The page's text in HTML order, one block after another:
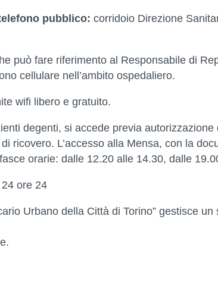
pubblico: corridoio Direzione
può fare riferimento al Responsabile di
cellulare nell’ambito ospedaliero.
wifi libero e gratuito.
degenti, si accede previa autorizzazione
ricovero. L’accesso alla Mensa, con la
orarie: dalle 12.20 alle 14.30, dalle
ore 24
Urbano della Città di Torino” gestisce un